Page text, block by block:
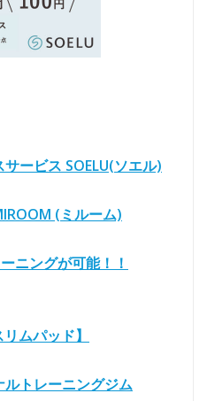
ービス SOELU(ソエル)
(ミルーム)
ニングが可能！！
ムパッド】
トレーニングジム